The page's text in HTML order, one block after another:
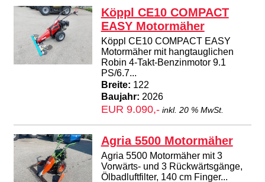
Köppl CE10 COMPACT
EASY Motormäher
Köppl CE10 COMPACT EASY
Motormäher mit hangtauglichen
Robin 4-Takt-Benzinmotor 9.1
PS/6.7...
Breite: 122
Baujahr: 2026
EUR 9.090,- inkl. 20 % MwSt.
Agria 5500 Motormäher
Agria 5500 Motormäher mit 3
Vorwärts- und 3 Rückwärtsgänge,
Ölbadluftfilter, 140 cm Finger...